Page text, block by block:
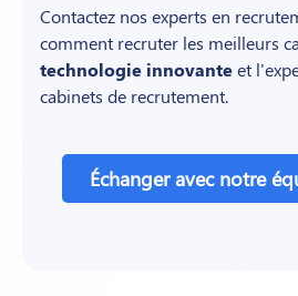
Contactez nos experts en
comment recruter les meilleurs
technologie innovanteet
cabinets de recrutement.
Échanger avec notre